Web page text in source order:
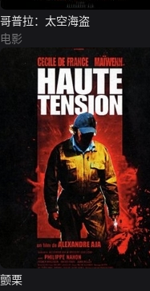
哥普拉：太空海盗
电影
颤栗